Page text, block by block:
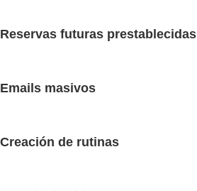
Reservas futuras prestablecidas
Emails masivos
Creación de rutinas